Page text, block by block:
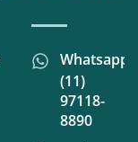
Whatsapp
(11)
97118-
8890